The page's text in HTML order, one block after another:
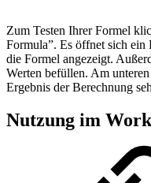
Zum Testen Ihrer Formel
Formula”. Es öffnet sich
die Formel angezeigt.
Werten befüllen. Am
Ergebnis der Berechnung
Nutzung im